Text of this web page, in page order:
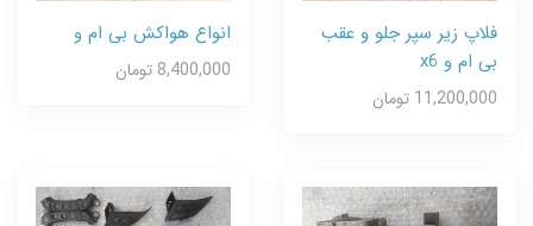
فلاپ زیر سپر جلو و عقب
بی ام و x6
11,200,000 تومان
انواع هواکش بی ام و
8,400,000 تومان